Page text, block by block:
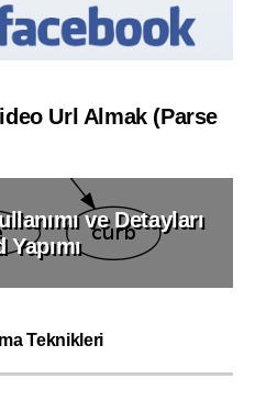
Url Almak (Parse
ve Detayları
Yapımı
Teknikleri